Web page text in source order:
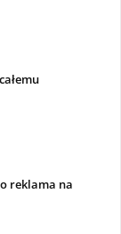
reklama na